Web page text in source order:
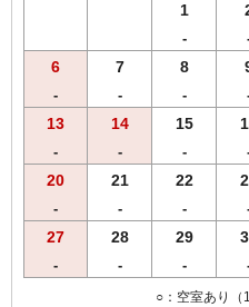
◆HDMIケーブル完備
◆ＶＯＤルームシアター全室設置
●館内コインランドリー完備（有料
※ダブルルームは全て線路に近い
始発～終電までのお時間は、電
1
-
6
-
7
-
8
-
13
-
14
-
15
-
20
-
21
-
22
-
27
-
28
-
29
-
○：空室あり